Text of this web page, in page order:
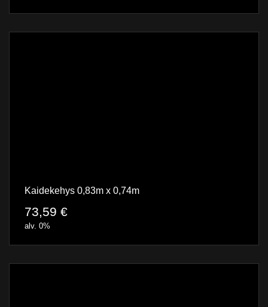
Kaidekehys 0,83m x 0,74m
73,59 €
alv. 0%